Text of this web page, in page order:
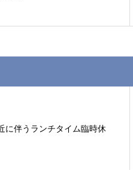
に伴うランチタイム臨時休